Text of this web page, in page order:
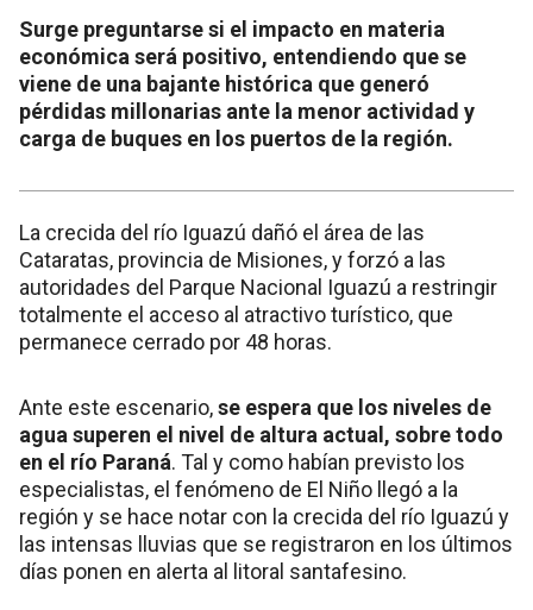
Surge preguntarse si el impacto en materia
económica será positivo, entendiendo que se
viene de una bajante histórica que generó
pérdidas millonarias ante la menor actividad y
carga de buques en los puertos de la región.
La crecida del río Iguazú dañó el área de las
Cataratas, provincia de Misiones, y forzó a las
autoridades del Parque Nacional Iguazú a restringir
totalmente el acceso al atractivo turístico, que
permanece cerrado por 48 horas.
Ante este escenario,se espera que los niveles de
agua superen el nivel de altura actual, sobre todo
en el río Paraná. Tal y como habían previsto los
especialistas, el fenómeno de El Niño llegó a la
región y se hace notar con la crecida del río Iguazú y
las intensas lluvias que se registraron en los últimos
días ponen en alerta al litoral santafesino.